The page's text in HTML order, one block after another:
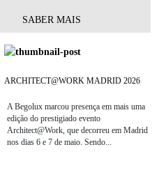
SABER MAIS
ARCHITECT@WORK MADRID 2026
A Begolux marcou presença em mais uma
edição do prestigiado evento
Architect@Work, que decorreu em Madrid
nos dias 6 e 7 de maio. Sendo...